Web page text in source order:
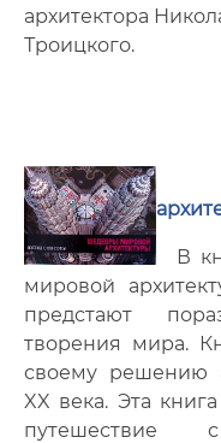
Буктрейлеры
Фотогалерея
Мероприятия
Архив
архитектора
Троицкого.
В
мировой
предстают
творения мира.
своему решению
XX века. Эта